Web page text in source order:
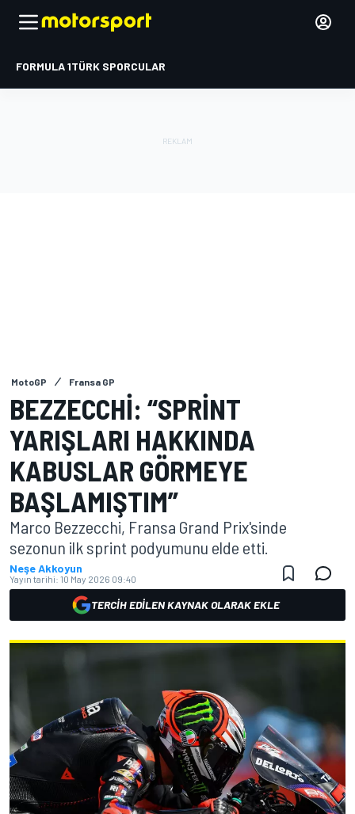
FORMULA 1TÜRK SPORCULAR
MotoGP Fransa GP
BEZZECCHI: “SPRINT
YARIŞLARI HAKKINDA
KABUSLAR GÖRMEYE
BAŞLAMIŞTIM”
Marco Bezzecchi, Fransa Grand Prix'sinde
sezonun ilk sprint podyumunu elde etti.
Neşe Akkoyun
Yayın tarihi: 10 May 2026 09:40
TERCIH EDILEN KAYNAK OLARAK EKLE